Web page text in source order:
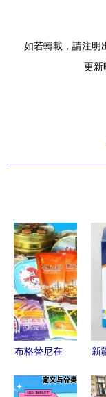
如若轉載，請注明
更新
布格替尼在
耐藥患者的
新
饋